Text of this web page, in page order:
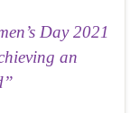
Day 2021
an